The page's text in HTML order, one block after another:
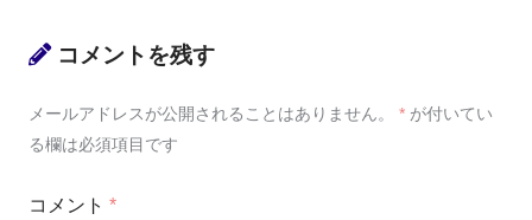
コメントを残す
メールアドレスが公開されることはありません。 * が付いてい
る欄は必須項目です
コメント *